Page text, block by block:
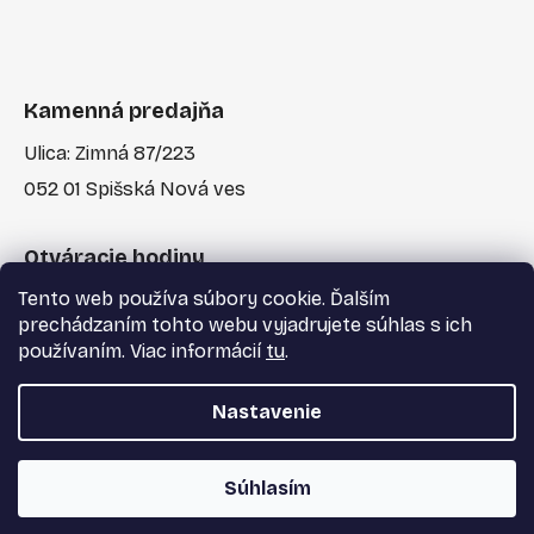
Tento web používa súbory cookie. Ďalším
prechádzaním tohto webu vyjadrujete súhlas s ich
používaním. Viac informácií tu.
Nastavenie
Súhlasím
Kamenná predajňa
Ulica: Zimná 87/223
052 01 Spišská Nová ves
Otváracie hodiny
Po-Pia: 7:30 - 17:00
Vytvoril Shoptet a
Adatelier
Majster Centrum s.r.o.
práva vyhradené.